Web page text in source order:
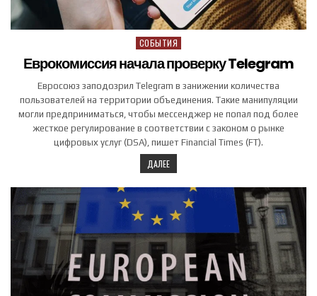
Posted in
СОБЫТИЯ
Еврокомиссия начала проверку Telegram
Евросоюз заподозрил Telegram в занижении количества
пользователей на территории объединения. Такие манипуляции
могли предприниматься, чтобы мессенджер не попал под более
жесткое регулирование в соответствии с законом о рынке
цифровых услуг (DSA), пишет Financial Times (FT).
ДАЛЕЕ